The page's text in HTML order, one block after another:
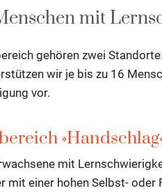
mit
gehören zwei
wir je bis zu 16
vor.
mit
einer hohen Selbst-